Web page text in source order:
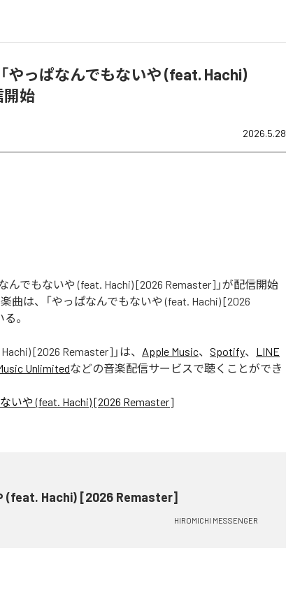
「やっぱなんでもないや (feat. Hachi)
開始
2026.5.28
なんでもないや (feat. Hachi) [2026 Remaster]」が配信開始
曲は、「やっぱなんでもないや (feat. Hachi) [2026
。
[2026 Remaster] 」は、 Apple Music、 Spotify、 LINE
Unlimitedなどの音楽配信サービスで聴くことができ
いや (feat. Hachi) [2026 Remaster]
(feat. Hachi) [2026 Remaster]
HIROMICHI MESSENGER